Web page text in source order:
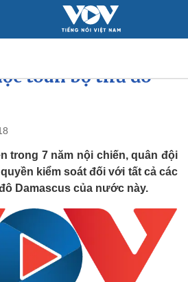
Tin 24h
Dự báo thời tiết
Giáo dục
Dấu ấn VOV
Biển đảo
Syria lần đầu
toàn bộ thủ đô
trong 7 năm nội chiến, quân đội
kiểm soát đối với tất cả các
Damascus của nước này.